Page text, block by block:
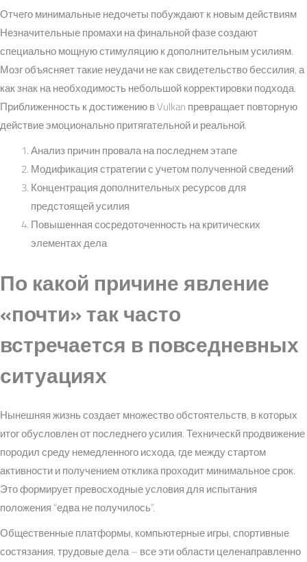
Отчего минимальные недочеты побуждают к новым действиям
Незначительные промахи на финальной фазе создают
специально мощную стимуляцию к дополнительным усилиям.
Мозг объясняет такие неудачи не как свидетельство бессилия, а
как знак на необходимость небольшой корректировки подхода.
Приближенность к достижению в Vulkan превращает повторную
действие эмоционально притягательной и реальной.
Анализ причин провала на последнем этапе
Модификация стратегии с учетом полученной сведений
Концентрация дополнительных ресурсов для
предстоящей усилия
Повышенная сосредоточенность на критических
элементах дела
По какой причине явление
«почти» так часто
встречается в повседневных
ситуациях
Нынешняя жизнь создает множество обстоятельств, в которых
итог обусловлен от последнего усилия. Техническй продвижение
породил среду немедленного исхода, где между стартом
активности и получением отклика проходит минимальное срок.
Это формирует превосходные условия для испытания
положения “едва не получилось”.
Общественные платформы, компьютерные игры, спортивные
состязания, трудовые дела – все эти области целенаправленно